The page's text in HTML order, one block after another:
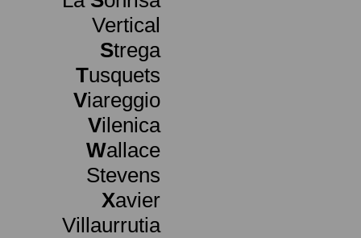
Vertical
Strega
Tusquets
Viareggio
Vilenica
Wallace
Stevens
Xavier
Villaurrutia